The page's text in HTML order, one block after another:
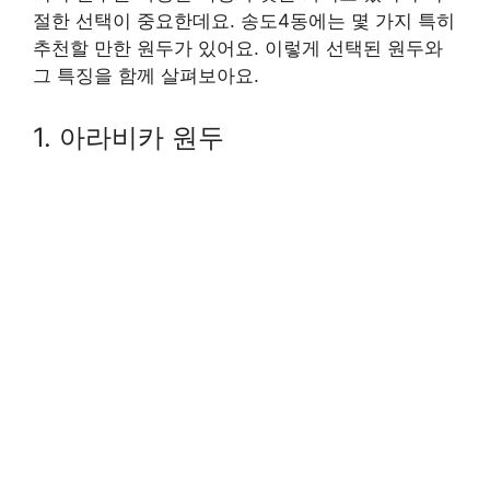
절한 선택이 중요한데요. 송도4동에는 몇 가지 특히
추천할 만한 원두가 있어요. 이렇게 선택된 원두와
그 특징을 함께 살펴보아요.
1. 아라비카 원두